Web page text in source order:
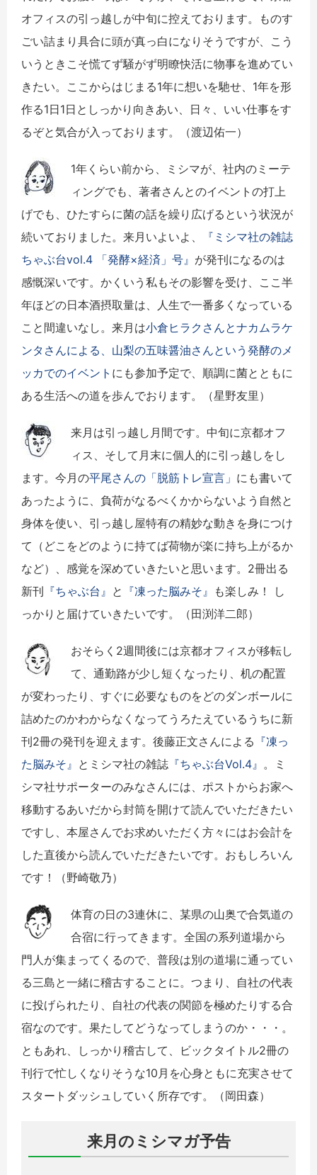
オフィスの引っ越しが中旬に控えております。ものす
ごい詰まり具合に頭が真っ白になりそうですが、こう
いうときこそ慌てず騒がず明瞭快活に物事を進めてい
きたい。ここからはじまる1年に想いを馳せ、1年を形
作る1日1日としっかり向きあい、日々、いい仕事をす
るぞと気合が入っております。（渡辺佑一）
1年くらい前から、ミシマが、社内のミーテ
ィングでも、著者さんとのイベントの打上
げでも、ひたすらに菌の話を繰り広げるという状況が
続いておりました。来月いよいよ、
『ミシマ社の雑誌
ちゃぶ台vol.4 「発酵×経済」号』 が発刊になるのは
感慨深いです。かくいう私もその影響を受け、ここ半
年ほどの日本酒摂取量は、人生で一番多くなっている
こと間違いなし。来月は小倉ヒラクさんとナカムラケ
ンタさんによる、山梨の五味醤油さんという発酵のメ
ッカでのイベント にも参加予定で、順調に菌とともに
ある生活への道を歩んでおります。（星野友里）
来月は引っ越し月間です。中旬に京都オフ
ィス、そして月末に個人的に引っ越しをし
ます。今月の平尾さんの「脱筋トレ宣言」 にも書いて
あったように、負荷がなるべくかからないよう自然と
身体を使い、引っ越し屋特有の精妙な動きを身につけ
て（どこをどのように持てば荷物が楽に持ち上がるか
など）、感覚を深めていきたいと思います。2冊出る
新刊 『ちゃぶ台』 と 『凍った脳みそ』 も楽しみ！ し
っかりと届けていきたいです。（田渕洋二郎）
おそらく2週間後には京都オフィスが移転し
て、通勤路が少し短くなったり、机の配置
が変わったり、すぐに必要なものをどのダンボールに
詰めたのかわからなくなってうろたえているうちに新
刊2冊の発刊を迎えます。後藤正文さんによる 『凍っ
た脳みそ』 とミシマ社の雑誌 『ちゃぶ台Vol.4』 。ミ
シマ社サポーターのみなさんには、ポストからお家へ
移動するあいだから封筒を開けて読んでいただきたい
ですし、本屋さんでお求めいただく方々にはお会計を
した直後から読んでいただきたいです。おもしろいん
です！（野崎敬乃）
体育の日の3連休に、某県の山奥で合気道の
合宿に行ってきます。全国の系列道場から
門人が集まってくるので、普段は別の道場に通ってい
る三島と一緒に稽古することに。つまり、自社の代表
に投げられたり、自社の代表の関節を極めたりする合
宿なのです。果たしてどうなってしまうのか・・・。
ともあれ、しっかり稽古して、ビックタイトル2冊の
刊行で忙しくなりそうな10 月を心身ともに充実させて
スタートダッシュしていく所存です。（岡田森）
来月のミシマガ予告